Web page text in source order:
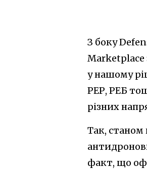
З боку
Marketplace
у нашому
РЕР, РЕБ
різних
Так, станом
факт, що